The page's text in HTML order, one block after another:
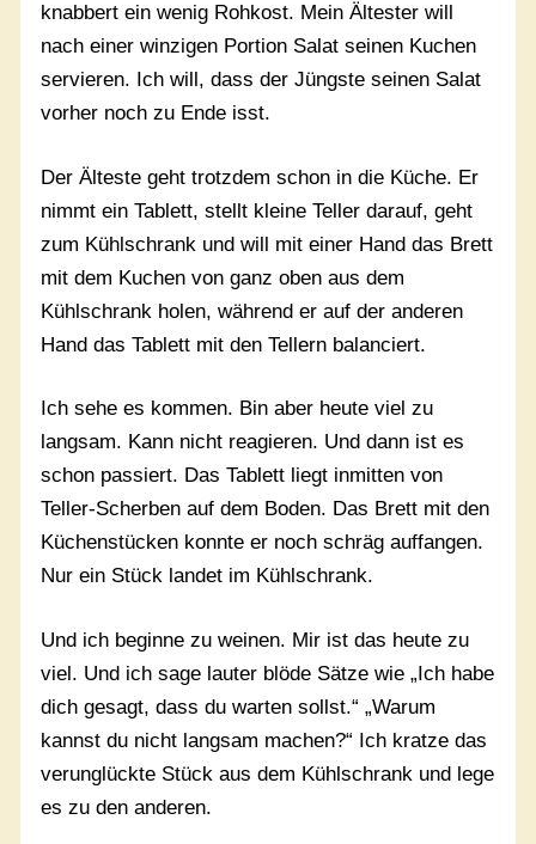
knabbert ein wenig Rohkost. Mein Ältester will
nach einer winzigen Portion Salat seinen Kuchen
servieren. Ich will, dass der Jüngste seinen Salat
vorher noch zu Ende isst.
Der Älteste geht trotzdem schon in die Küche. Er
nimmt ein Tablett, stellt kleine Teller darauf, geht
zum Kühlschrank und will mit einer Hand das Brett
mit dem Kuchen von ganz oben aus dem
Kühlschrank holen, während er auf der anderen
Hand das Tablett mit den Tellern balanciert.
Ich sehe es kommen. Bin aber heute viel zu
langsam. Kann nicht reagieren. Und dann ist es
schon passiert. Das Tablett liegt inmitten von
Teller-Scherben auf dem Boden. Das Brett mit den
Küchenstücken konnte er noch schräg auffangen.
Nur ein Stück landet im Kühlschrank.
Und ich beginne zu weinen. Mir ist das heute zu
viel. Und ich sage lauter blöde Sätze wie „Ich habe
dich gesagt, dass du warten sollst.“ „Warum
kannst du nicht langsam machen?“ Ich kratze das
verunglückte Stück aus dem Kühlschrank und lege
es zu den anderen.